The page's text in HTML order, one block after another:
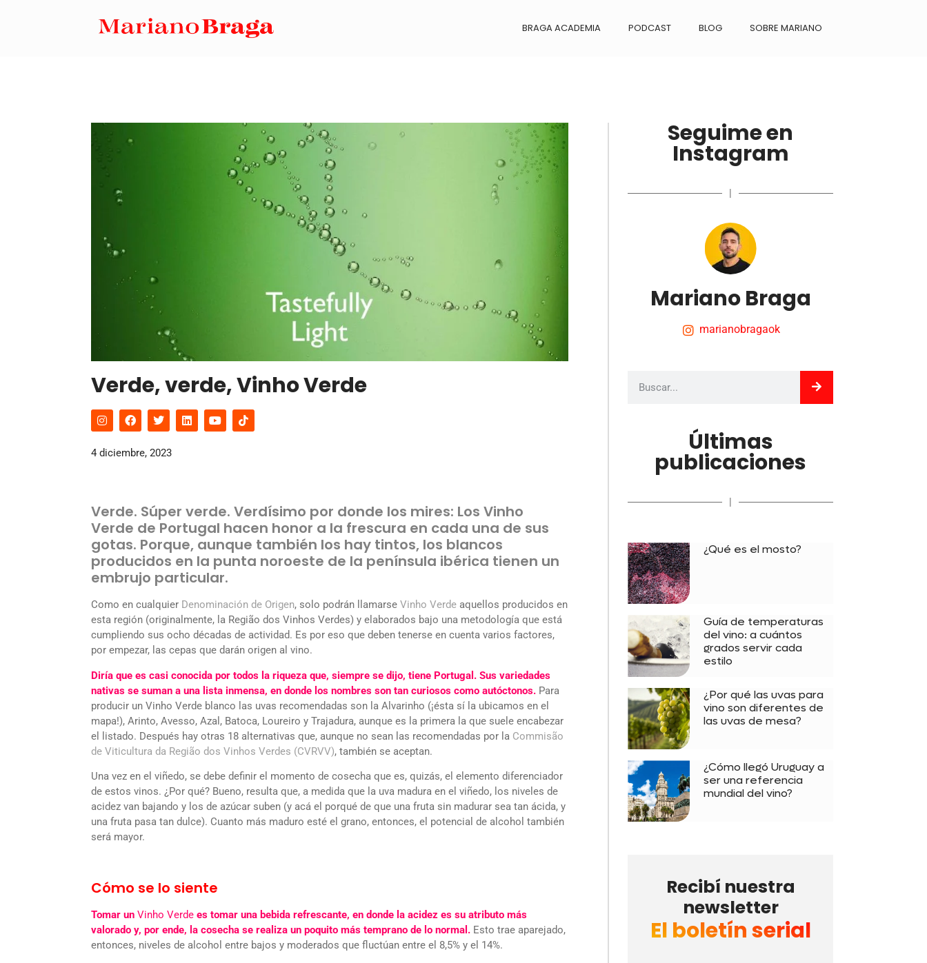
BRAGA ACADEMIA PODCAST BLOG SOBRE MARIANO
Verde, verde, Vinho Verde
4 diciembre, 2023
Verde. Súper verde. Verdísimo por donde los mires: Los Vinho
Verde de Portugal hacen honor a la frescura en cada una de sus
gotas. Porque, aunque también los hay tintos, los blancos
producidos en la punta noroeste de la península ibérica tienen un
embrujo particular.
Como en cualquier Denominación de Origen, solo podrán llamarse Vinho Verde aquellos producidos en
esta región (originalmente, la Região dos Vinhos Verdes) y elaborados bajo una metodología que está
cumpliendo sus ocho décadas de actividad. Es por eso que deben tenerse en cuenta varios factores,
por empezar, las cepas que darán origen al vino.
Diría que es casi conocida por todos la riqueza que, siempre se dijo, tiene Portugal. Sus variedades
nativas se suman a una lista inmensa, en donde los nombres son tan curiosos como autóctonos. Para
producir un Vinho Verde blanco las uvas recomendadas son la Alvarinho (¡ésta sí la ubicamos en el
mapa!), Arinto, Avesso, Azal, Batoca, Loureiro y Trajadura, aunque es la primera la que suele encabezar
el listado. Después hay otras 18 alternativas que, aunque no sean las recomendadas por la Commisão
de Viticultura da Região dos Vinhos Verdes (CVRVV), también se aceptan.
Una vez en el viñedo, se debe definir el momento de cosecha que es, quizás, el elemento diferenciador
de estos vinos. ¿Por qué? Bueno, resulta que, a medida que la uva madura en el viñedo, los niveles de
acidez van bajando y los de azúcar suben (y acá el porqué de que una fruta sin madurar sea tan ácida, y
una fruta pasa tan dulce). Cuanto más maduro esté el grano, entonces, el potencial de alcohol también
será mayor.
Cómo se lo siente
Tomar un Vinho Verde es tomar una bebida refrescante, en donde la acidez es su atributo más
valorado y, por ende, la cosecha se realiza un poquito más temprano de lo normal. Esto trae aparejado,
entonces, niveles de alcohol entre bajos y moderados que fluctúan entre el 8,5% y el 14%.
Seguime en
Instagram
|
Mariano Braga
marianobragaok
Últimas
publicaciones
|
¿Qué es el mosto?
Guía de temperaturas
del vino: a cuántos
grados servir cada
estilo
¿Por qué las uvas para
vino son diferentes de
las uvas de mesa?
¿Cómo llegó Uruguay a
ser una referencia
mundial del vino?
Recibí nuestra
newsletter
El boletín serial